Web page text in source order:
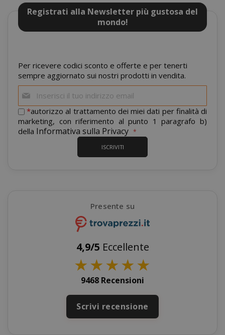
Registrati alla Newsletter più gustosa del
mondo!
Per ricevere codici sconto e offerte e per tenerti
sempre aggiornato sui nostri prodotti in vendita.
alla
nostra
newsletter:
*autorizzo al trattamento dei miei dati per finalità di
marketing, con riferimento al punto 1 paragrafo b)
della Informativa sulla Privacy
ISCRIVITI
Presente su
4,9/5 Eccellente
★★★★★
9468 Recensioni
Scrivi recensione
X-Magento-Vary Adobe Inc.
product_data_storage